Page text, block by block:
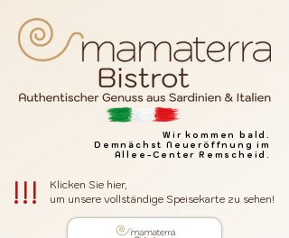
Wir kommen bald.
Demnächst Neueröffnung im
Allee-Center Remscheid.
!!!
Klicken Sie hier,
um unsere vollständige Speisekarte zu sehen!